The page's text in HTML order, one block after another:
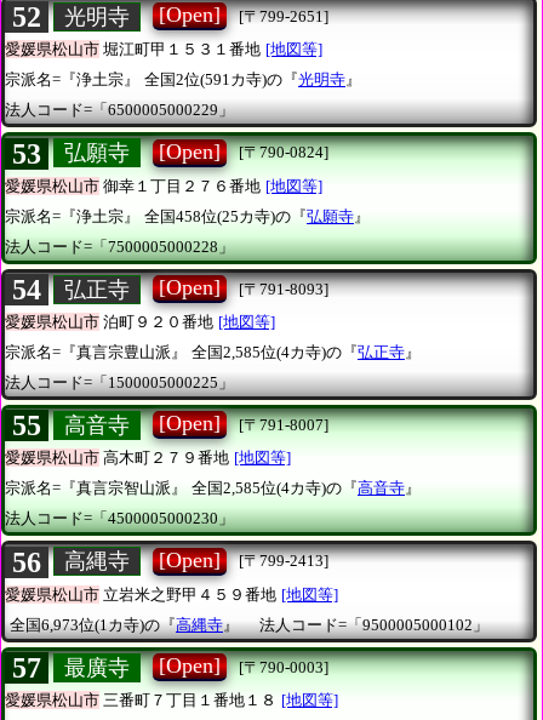
52 光明寺 [Open]
[〒799-2651]
愛媛県松山市 堀江町甲１５３１番地 [地図等]
宗派名=『浄土宗』
全国2位(591カ寺)の『光明寺』
法人コード=「6500005000229」
53 弘願寺 [Open]
[〒790-0824]
愛媛県松山市 御幸１丁目２７６番地 [地図等]
宗派名=『浄土宗』
全国458位(25カ寺)の『弘願寺 』
法人コード=「7500005000228」
54 弘正寺 [Open]
[〒791-8093]
愛媛県松山市 泊町９２０番地 [地図等]
宗派名=『真言宗豊山派』
全国2,585位(4カ寺)の『弘正寺』
法人コード=「1500005000225」
55 高音寺 [Open]
[〒791-8007]
愛媛県松山市 高木町２７９番地 [地図等]
宗派名=『真言宗智山派』
全国2,585位(4カ寺)の『高音寺』
法人コード=「4500005000230」
56 高縄寺 [Open]
[〒799-2413]
愛媛県松山市 立岩米之野甲４５９番地 [地図等]
全国6,973位(1カ寺)の『高縄寺』 法人コード=「9500005000102」
57 最廣寺 [Open]
[〒790-0003]
愛媛県松山市 三番町７丁目１番地１８ [地図等]